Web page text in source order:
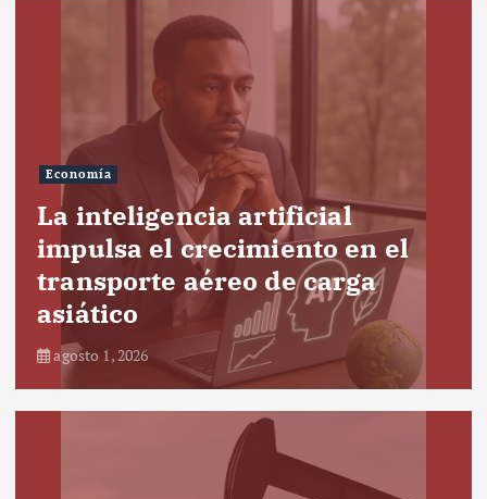
Economía
La inteligencia artificial
impulsa el crecimiento en el
transporte aéreo de carga
asiático
agosto 1, 2026